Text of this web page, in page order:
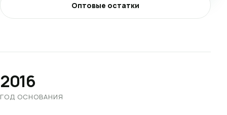
Оптовые остатки
2016
ГОД ОСНОВАНИЯ